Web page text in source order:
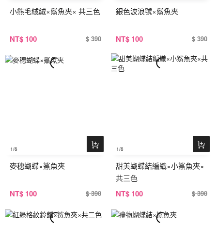
小熊毛絨絨×鯊魚夾× 共三色
NT$ 100 $ 390
銀色波浪號×鯊魚夾
NT$ 100 $ 390
1/6
麥穗蝴蝶×鯊魚夾
NT$ 100 $ 390
1/6
甜美蝴蝶結編織×小鯊魚夾×
共三色
NT$ 100 $ 390